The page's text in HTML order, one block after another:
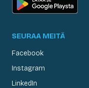
SEURAA MEITÄ
Facebook
Instagram
LinkedIn